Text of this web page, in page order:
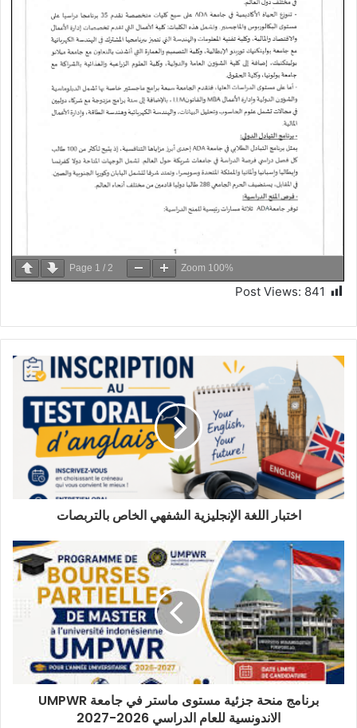
Page 1 / 2 Zoom 100%
Post Views: 841
اختبار اللغة الإنجليزية الشفهي الخاص بالتربصات
برنامج منحة جزئية مستوى ماستر في جامعة UMPWR
الاندونسية للعام الدراسي 2026-2027